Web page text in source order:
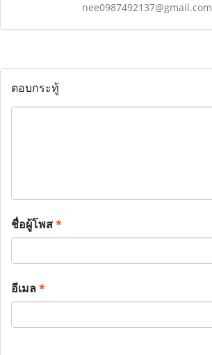
nee0987492137@gmail.com
ตอบกระทู้
ชื่อผู้โพส*
อีเมล*